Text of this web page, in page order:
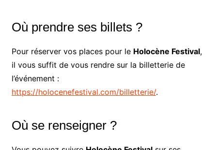
Où prendre ses billets ?
Pour réserver vos places pour le Holocène Festival,
il vous suffit de vous rendre sur la billetterie de
l’événement :
https://holocenefestival.com/billetterie/.
Où se renseigner ?